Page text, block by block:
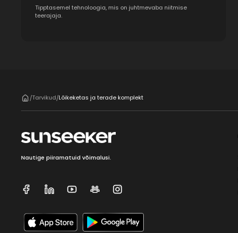
Tipptasemel tehnoloogia, mis on juhtmevaba niitmise
teerajaja.
/Tarvikud/Lõikeketas ja terade komplekt
Nautige piiramatuid võimalusi.